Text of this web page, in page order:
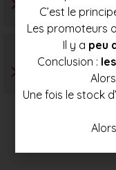
C’est le
Les promoteurs
Il y a peu
Conclusion :
Une fois le stock